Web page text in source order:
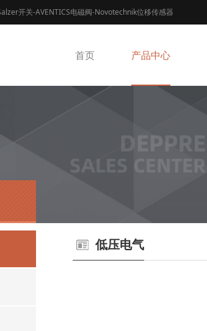
开关-AVENTICS电磁阀-Novotechnik位移传感器
首页 产品中心
低压电气